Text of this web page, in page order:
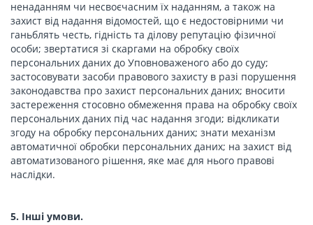
ненаданням чи несвоєчасним їх наданням, а також на
захист від надання відомостей, що є недостовірними чи
ганьблять честь, гідність та ділову репутацію фізичної
особи; звертатися зі скаргами на обробку своїх
персональних даних до Уповноваженого або до суду;
застосовувати засоби правового захисту в разі порушення
законодавства про захист персональних даних; вносити
застереження стосовно обмеження права на обробку своїх
персональних даних під час надання згоди; відкликати
згоду на обробку персональних даних; знати механізм
автоматичної обробки персональних даних; на захист від
автоматизованого рішення, яке має для нього правові
наслідки.
5. Інші умови.